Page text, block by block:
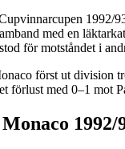
1992/
med en
för motståndet i
först ut division
förlust med 0–1 mot
1992/